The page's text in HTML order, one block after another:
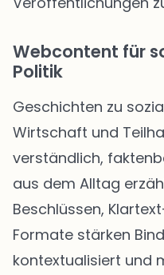
Webcontent für
Politik
Geschichten zu
Wirtschaft und
verständlich,
aus dem Alltag
Beschlüssen,
Formate stärken
kontextualisiert und